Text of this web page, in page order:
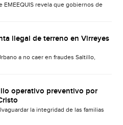
EMEEQUIS revela que gobiernos de
ilegal de terreno en Virreyes
a no caer en fraudes Saltillo,
operativo preventivo por
la integridad de las familias